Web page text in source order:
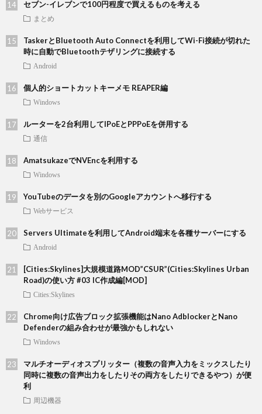
セブン-イレブンで100円程度で買えるものを考える
まとめ
TaskerとBluetooth Auto Connectを利用してWi-Fi接続が切れた
時に自動でBluetoothテザリングに接続する
Android
個人的ショートカットキーメモ REAPER編
Windows
ルーターを2台利用してIPoEとPPPoEを併用する
通信
AmatsukazeでNVEncを利用する
Windows
YouTubeのデータを別のGoogleアカウントへ移行する
Webサービス
Servers Ultimateを利用してAndroid端末を各種サーバーにする
Android
[Cities:Skylines]大規模道路MOD”CSUR”(Cities:Skylines Urban
Road)の使い方 #03 IC作成編[MOD]
Cities:Skylines
Chrome向け広告ブロック拡張機能はNano AdblockerとNano
Defenderの組み合わせが最強かもしれない
Windows
マルチオーディオスプリッター（複数の音声入力をミックスしたり
同時に複数の音声出力をしたりその両方をしたりできるやつ）が便
利
周辺機器